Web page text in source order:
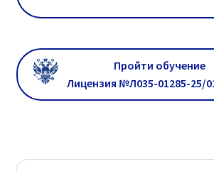
Пройти обучение
Лицензия №Л035-01285-25/